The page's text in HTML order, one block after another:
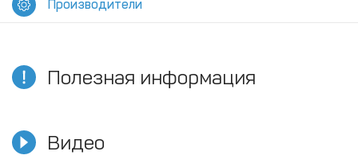
Производители
Видео
Полезная информация